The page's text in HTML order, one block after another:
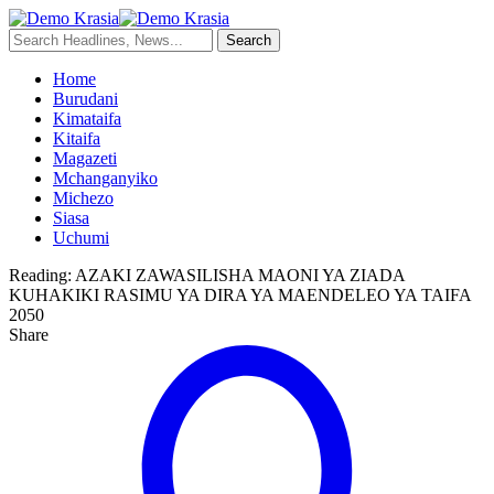
Home
Burudani
Kimataifa
Kitaifa
Magazeti
Mchanganyiko
Michezo
Siasa
Uchumi
Reading: AZAKI ZAWASILISHA MAONI YA ZIADA
KUHAKIKI RASIMU YA DIRA YA MAENDELEO YA TAIFA
2050
Share